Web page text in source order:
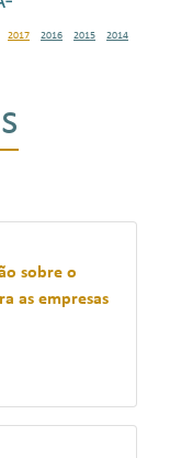
2017 2016 2015
2014
sobre o
as empresas